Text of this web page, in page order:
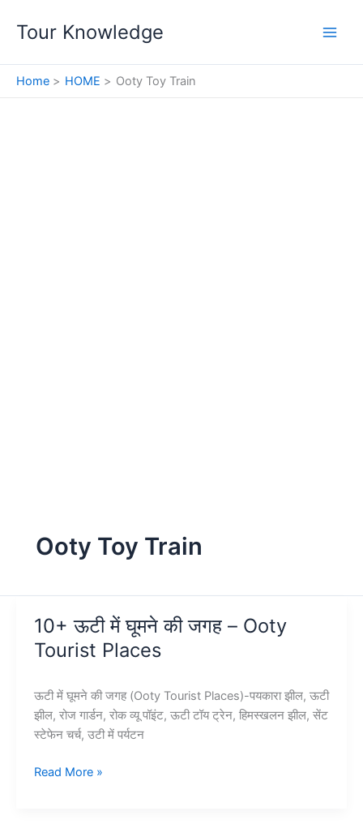
Tour Knowledge
Home HOME Ooty Toy Train
Ooty Toy Train
10+ ऊटी में घूमने की जगह – Ooty
Tourist Places
ऊटी में घूमने की जगह (Ooty Tourist Places)-पयकारा झील, ऊटी
झील, रोज गार्डन, रोक व्यू पॉइंट, ऊटी टॉय ट्रेन, हिमस्खलन झील, सेंट
स्टेफेन चर्च, उटी में पर्यटन
10+
Read More »